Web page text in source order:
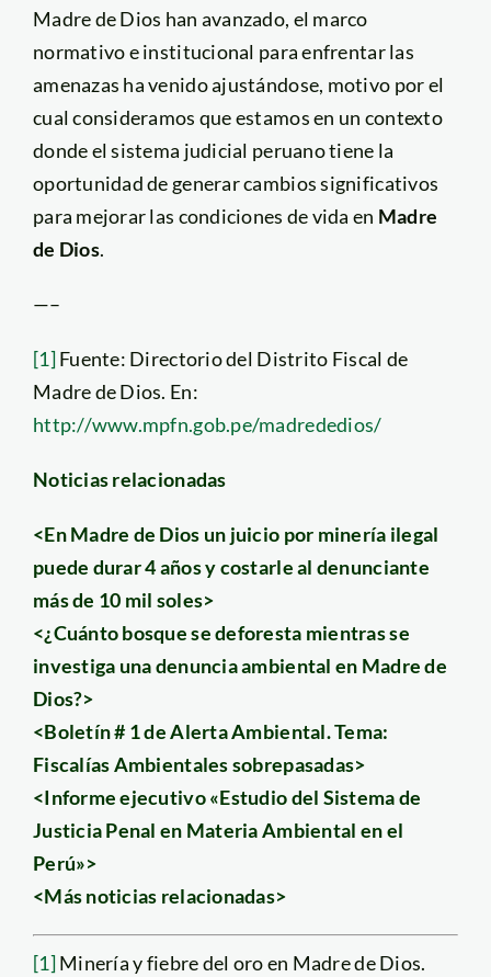
Madre de Dios han avanzado, el marco
normativo e institucional para enfrentar las
amenazas ha venido ajustándose, motivo por el
cual consideramos que estamos en un contexto
donde el sistema judicial peruano tiene la
oportunidad de generar cambios significativos
para mejorar las condiciones de vida en Madre
de Dios.
—–
[1]Fuente: Directorio del Distrito Fiscal de
Madre de Dios. En:
http://www.mpfn.gob.pe/madrededios/
Noticias relacionadas
<En Madre de Dios un juicio por minería ilegal
puede durar 4 años y costarle al denunciante
más de 10 mil soles>
<¿Cuánto bosque se deforesta mientras se
investiga una denuncia ambiental en Madre de
Dios?>
<Boletín # 1 de Alerta Ambiental. Tema:
Fiscalías Ambientales sobrepasadas>
<Informe ejecutivo «Estudio del Sistema de
Justicia Penal en Materia Ambiental en el
Perú»>
<Más noticias relacionadas>
[1]Minería y fiebre del oro en Madre de Dios.